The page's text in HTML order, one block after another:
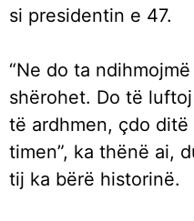
si presidentin e 47.
“Ne do ta
shërohet. Do të
të ardhmen, çdo
timen”, ka thënë ai,
tij ka bërë historinë.